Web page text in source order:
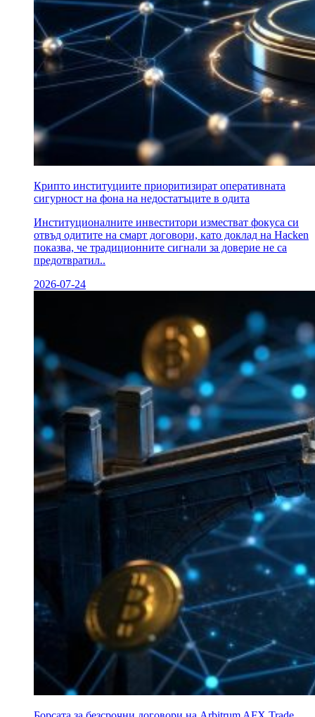
Крипто институциите приоритизират оперативната
сигурност на фона на недостатъците в одита
Институционалните инвеститори изместват фокуса си
отвъд одитите на смарт договори, като доклад на Hacken
показва, че традиционните сигнали за доверие не са
предотвратил..
2026-07-24